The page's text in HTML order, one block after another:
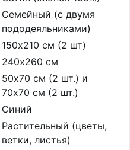
Семейный (с двумя
пододеяльниками)
150х210 см (2 шт)
240х260 см
50х70 см (2 шт.) и
70х70 см (2 шт.)
Синий
Растительный (цветы,
ветки, листья)